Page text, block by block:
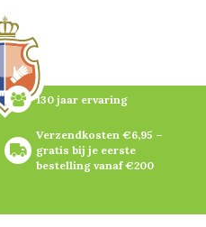
130 jaar ervaring
Verzendkosten €6,95 –
gratis bij je eerste
bestelling vanaf €200